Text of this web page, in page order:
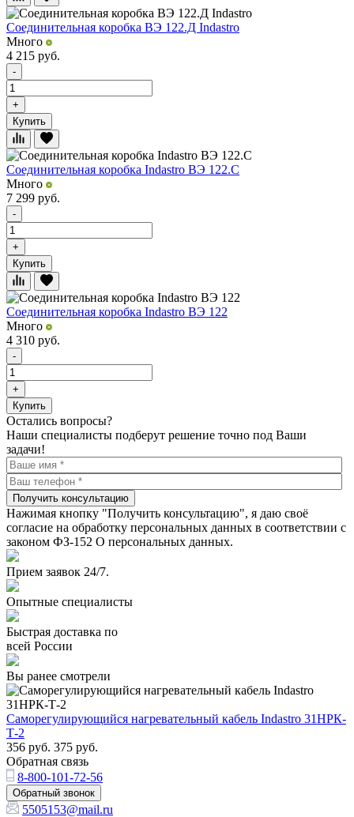
Соединительная коробка ВЭ 122.Д Indastro
Много
4 215 руб.
-
+
Купить
Соединительная коробка Indastro ВЭ 122.C
Много
7 299 руб.
-
+
Купить
Соединительная коробка Indastro ВЭ 122
Много
4 310 руб.
-
+
Купить
Остались вопросы?
Наши специалисты подберут решение точно под Ваши
задачи!
Получить консультацию
Нажимая кнопку "Получить консультацию", я даю своё
согласие на обработку персональных данных в соответствии с
законом ФЗ-152 О персональных данных.
Прием заявок 24/7.
Опытные специалисты
Быстрая доставка по
всей России
Вы ранее смотрели
Саморегулирующийся нагревательный кабель Indastro 31НРК-
Т-2
356 руб. 375 руб.
Обратная связь
8-800-101-72-56
Обратный звонок
5505153@mail.ru